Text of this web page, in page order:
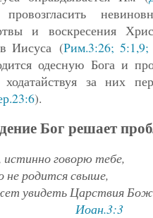
провозгласить
и воскресения
Иисуса (Рим.3:26; 5:1,9;
одесную Бога и
за них
).
Бог решает
говорю тебе,
не родится свыше,
увидеть Царствия
Иоан.3:3